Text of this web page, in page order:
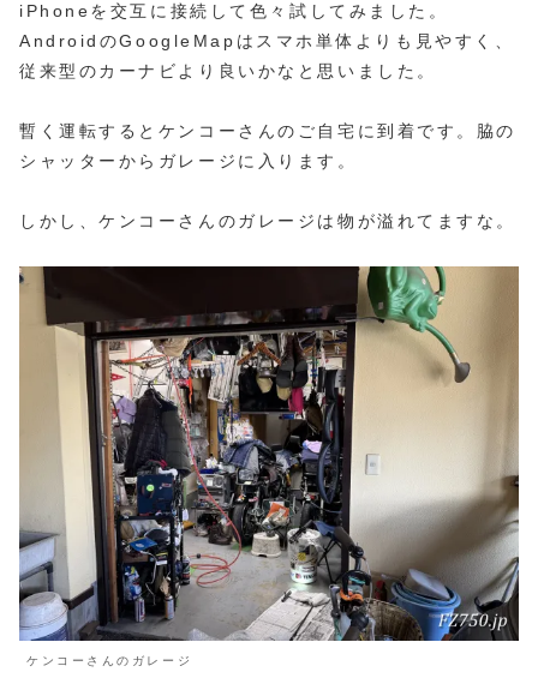
iPhoneを交互に接続して色々試してみました。
AndroidのGoogleMapはスマホ単体よりも見やすく、
従来型のカーナビより良いかなと思いました。
暫く運転するとケンコーさんのご自宅に到着です。脇の
シャッターからガレージに入ります。
しかし、ケンコーさんのガレージは物が溢れてますな。
ケンコーさんのガレージ